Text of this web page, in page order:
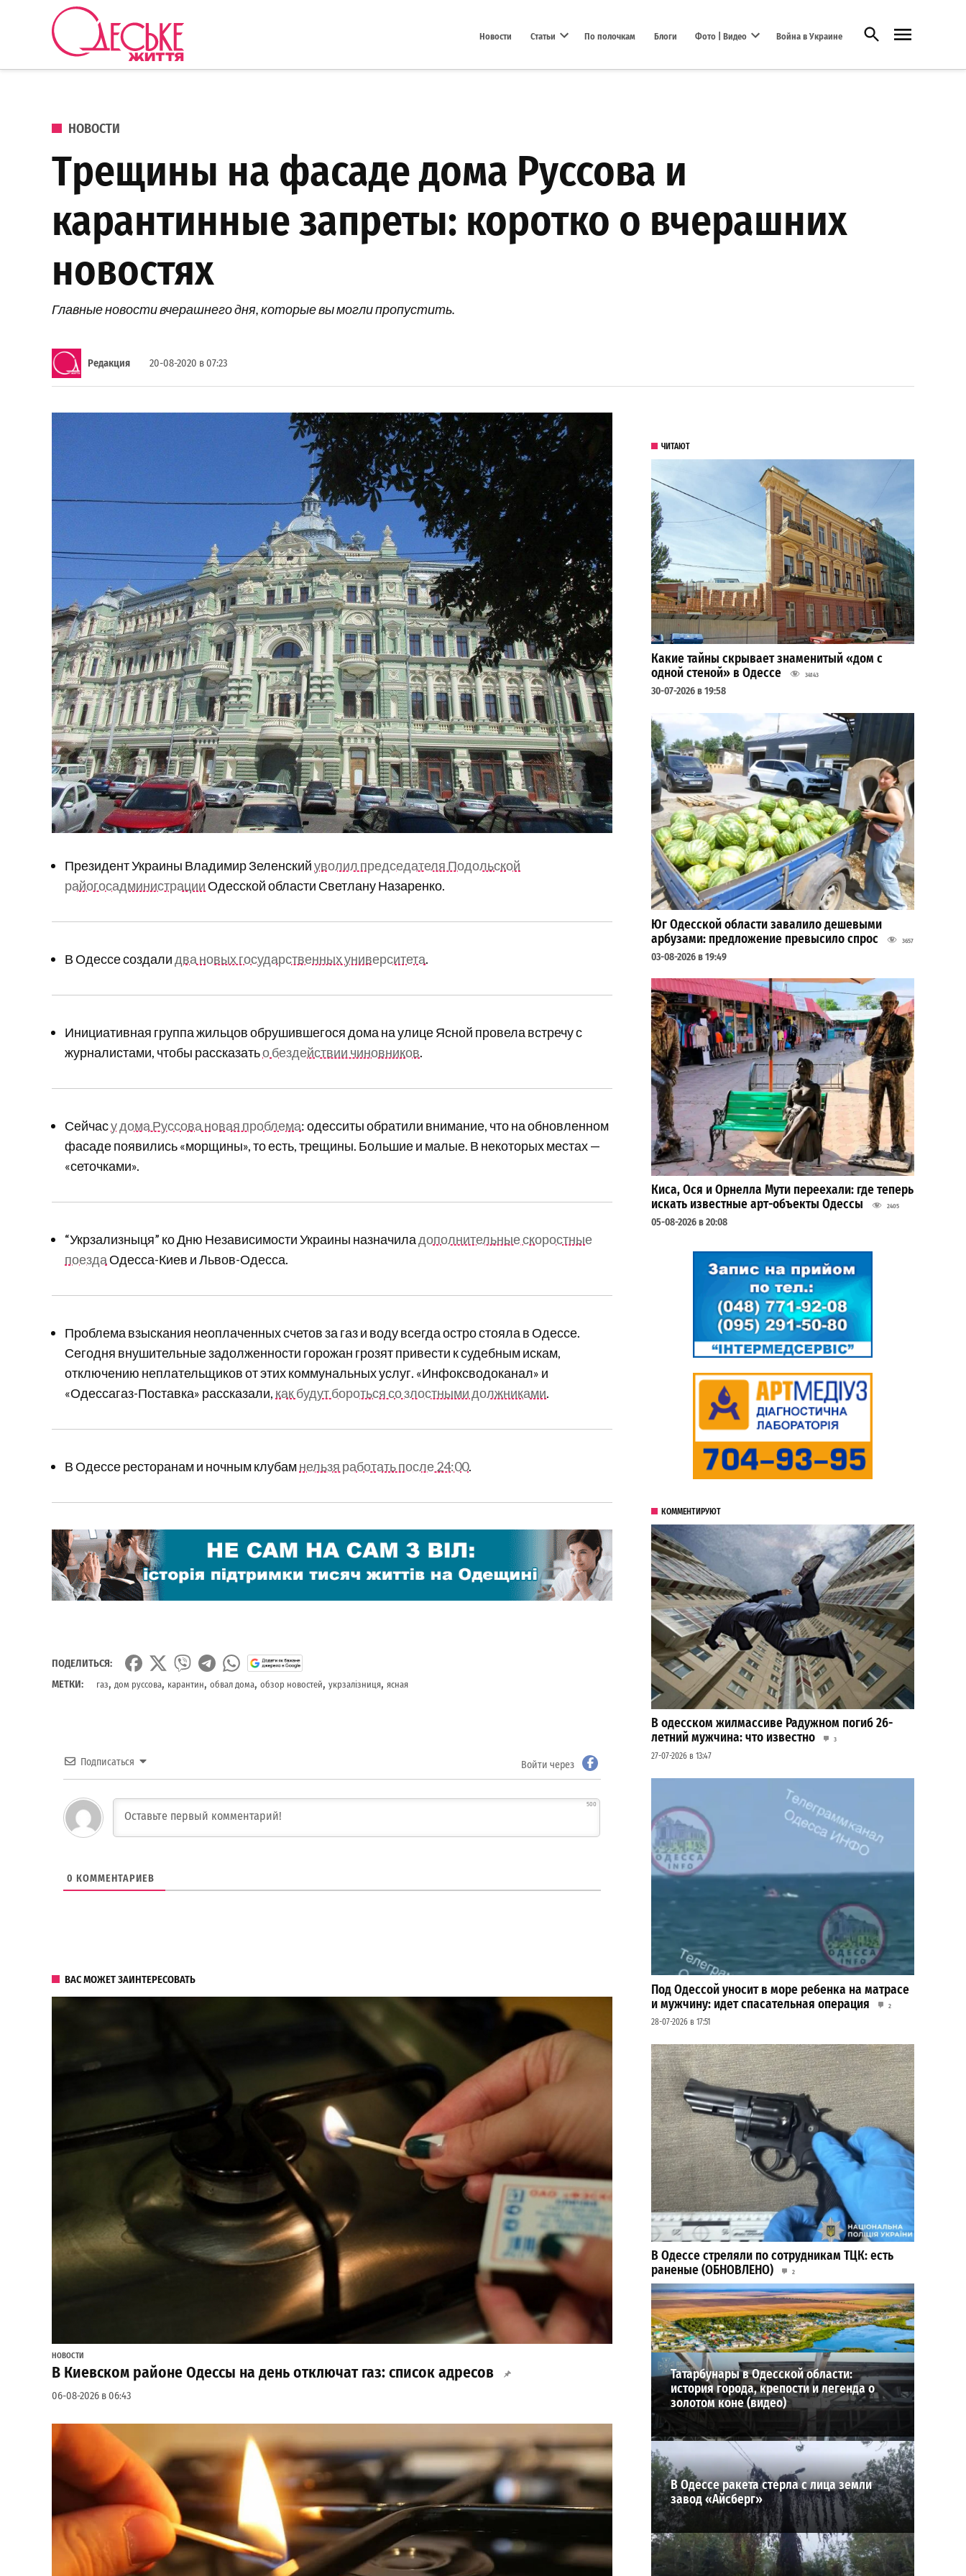
Перейти к содержанию
Новости Статьи По полочкам Блоги Фото | Видео Война в Украине Открыть поиск
ОПУБЛИКОВАНО В
НОВОСТИ
Трещины на фасаде дома Руссова и
карантинные запреты: коротко о вчерашних
новостях
Главные новости вчерашнего дня, которые вы могли пропустить.
Редакция 20-08-2020 в 07:23
Президент Украины Владимир Зеленскийуволил председателя Подольской
райогосадминистрацииОдесской области Светлану Назаренко.
В Одессе создали два новых государственных университета.
Инициативная группа жильцов обрушившегося дома на улице Ясной провела встречу с
журналистами, чтобы рассказатьо бездействии чиновников.
Сейчасу дома Руссова новая проблема: одесситы обратили внимание, что на обновленном
фасаде появились «морщины», то есть, трещины. Большие и малые. В некоторых местах —
«сеточками».
“Укрзализныця” ко Дню Независимости Украины назначиладополнительные скоростные
поездаОдесса-Киев и Львов-Одесса.
Проблема взыскания неоплаченных счетов за газ и воду всегда остро стояла в Одессе.
Сегодня внушительные задолженности горожан грозят привести к судебным искам,
отключению неплательщиков от этих коммунальных услуг. «Инфоксводоканал» и
«Одессагаз-Поставка» рассказали, как будут бороться со злостными должниками.
В Одессе ресторанам и ночным клубамнельзя работать после 24:00.
ПОДЕЛИТЬСЯ:
МЕТКИ:
газ, дом руссова, карантин, обвал дома, обзор новостей, укрзалізниця, ясная
Подписаться Войти через
500
0 КОММЕНТАРИЕВ
ВАС МОЖЕТ ЗАИНТЕРЕСОВАТЬ
НОВОСТИ
В Киевском районе Одессы на день отключат газ: список адресов
06-08-2026 в 06:43
ЧИТАЮТ
Какие тайны скрывает знаменитый «дом с
одной стеной» в Одессе
34143
30-07-2026 в 19:58
Юг Одесской области завалило дешевыми
арбузами: предложение превысило спрос
3657
03-08-2026 в 19:49
Киса, Ося и Орнелла Мути переехали: где теперь
искать известные арт-объекты Одессы
2405
05-08-2026 в 20:08
КОММЕНТИРУЮТ
В одесском жилмассиве Радужном погиб 26-
летний мужчина: что известно
3
27-07-2026 в 13:47
Под Одессой уносит в море ребенка на матрасе
и мужчину: идет спасательная операция
2
28-07-2026 в 17:51
В Одессе стреляли по сотрудникам ТЦК: есть
раненые (ОБНОВЛЕНО)
2
02-08-2026 в 22:15
ВИБОР РЕДАКЦИИ
Татарбунары в Одесской области:
история города, крепости и легенда о
золотом коне (видео)
В Одессе ракета стерла с лица земли
завод «Айсберг»